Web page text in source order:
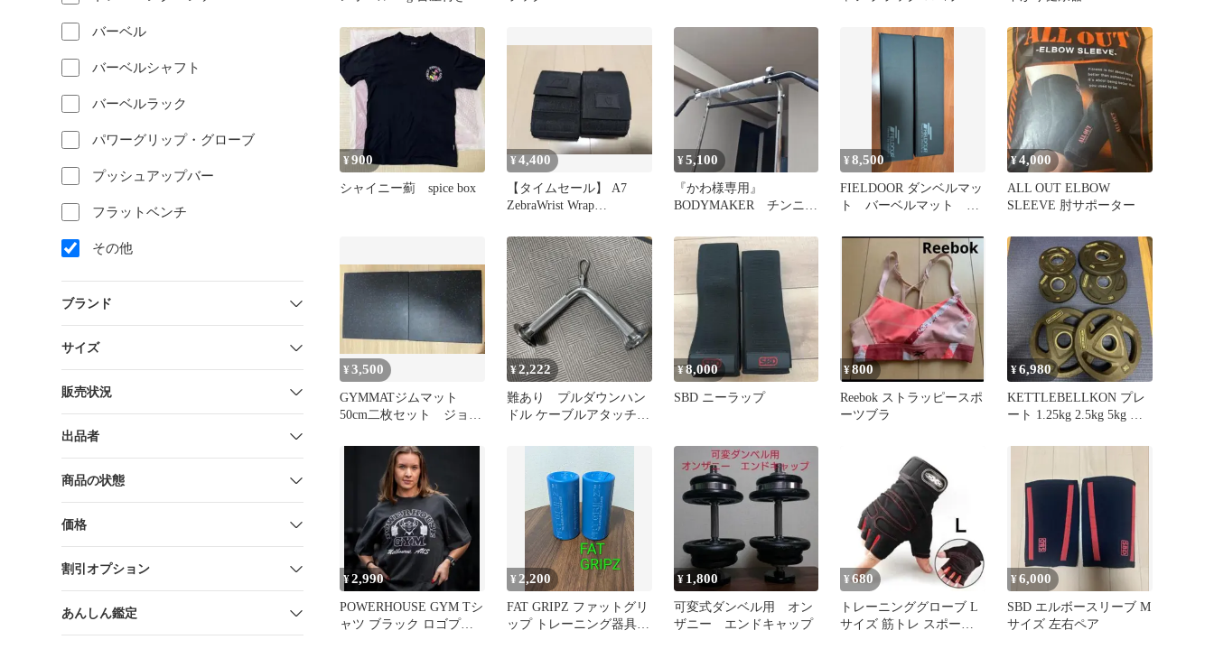
バーベル
バーベルシャフト
バーベルラック
パワーグリップ・グローブ
プッシュアップバー
フラットベンチ
その他
ブランド
サイズ
販売状況
出品者
商品の状態
価格
割引オプション
あんしん鑑定
¥900
シャイニー薊 spice box
¥4,400
【タイムセール】 A7
ZebraWrist Wrap
¥5,100
『かわ様専用』
BODYMAKER チンニン
引き取りのみ】
¥8,500
FIELDOOR ダンベルマッ
ト バーベルマット 2
¥4,000
ALL OUT ELBOW
SLEEVE 肘サポーター
¥3,500
GYMMATジムマット
50cm二枚セット ジョイ
¥2,222
難あり プルダウンハン
ドル ケーブルアタッチメ
¥8,000
SBD ニーラップ
¥800
Reebok ストラッピースポ
ーツブラ
¥6,980
KETTLEBELLKON プレ
ート 1.25kg 2.5kg 5kg 各2
¥2,990
POWERHOUSE GYM Tシ
ャツ ブラック ロゴプリ
¥ 2,200
FAT GRIPZ ファットグリ
ップ トレーニング器具 2
¥ 1,800
可変式ダンベル用 オン
ザニー エンドキャップ
¥680
トレーニンググローブ L
サイズ 筋トレ スポーツ
¥6,000
SBD エルボースリーブ M
サイズ 左右ペア